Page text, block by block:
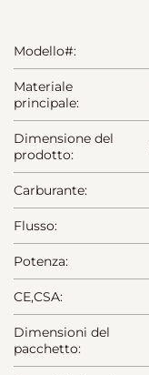
Modello#:
Materiale
principale:
Dimensione del
prodotto:
Carburante:
Flusso:
Potenza:
CE,CSA:
Dimensioni del
pacchetto: